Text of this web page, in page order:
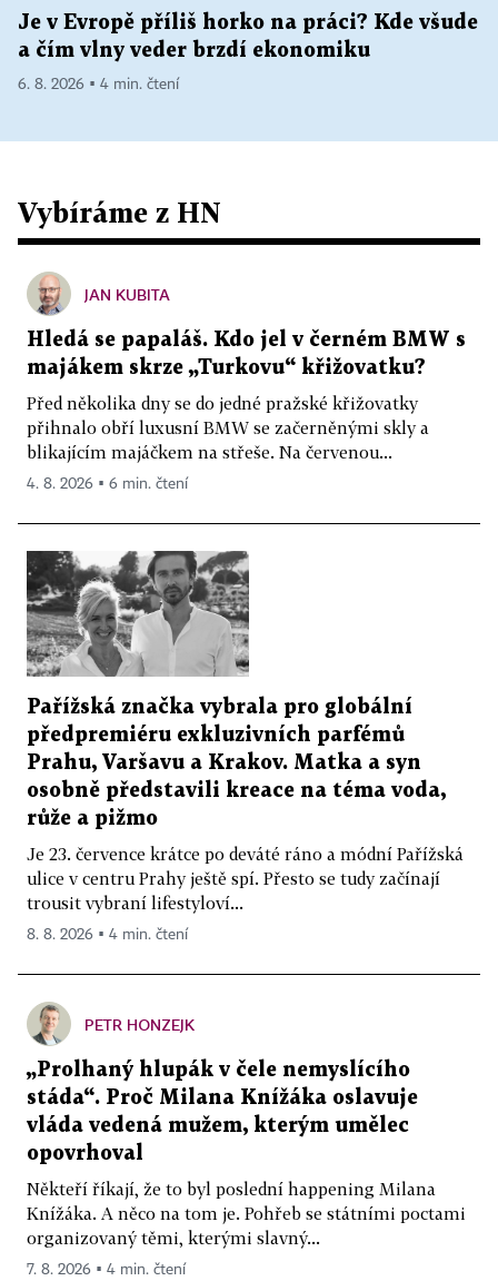
Je v Evropě příliš horko na práci? Kde všude
a čím vlny veder brzdí ekonomiku
6. 8. 2026 ▪ 4 min. čtení
Vybíráme z HN
JAN KUBITA
Hledá se papaláš. Kdo jel v černém BMW s
majákem skrze „Turkovu“ křižovatku?
Před několika dny se do jedné pražské křižovatky
přihnalo obří luxusní BMW se začerněnými skly a
blikajícím majáčkem na střeše. Na červenou...
4. 8. 2026 ▪ 6 min. čtení
Pařížská značka vybrala pro globální
předpremiéru exkluzivních parfémů
Prahu, Varšavu a Krakov. Matka a syn
osobně představili kreace na téma voda,
růže a pižmo
Je 23. července krátce po deváté ráno a módní Pařížská
ulice v centru Prahy ještě spí. Přesto se tudy začínají
trousit vybraní lifestyloví...
8. 8. 2026 ▪ 4 min. čtení
PETR HONZEJK
„Prolhaný hlupák v čele nemyslícího
stáda“. Proč Milana Knížáka oslavuje
vláda vedená mužem, kterým umělec
opovrhoval
Někteří říkají, že to byl poslední happening Milana
Knížáka. A něco na tom je. Pohřeb se státními poctami
organizovaný těmi, kterými slavný...
7. 8. 2026 ▪ 4 min. čtení